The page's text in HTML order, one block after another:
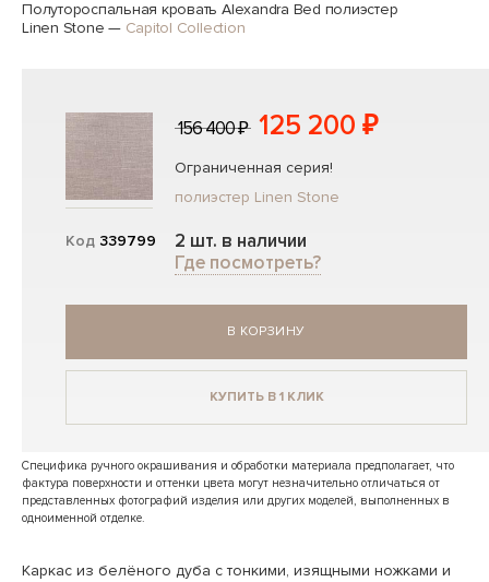
Полутороспальная кровать Alexandra Bed полиэстер
Linen Stone — Capitol Collection
Код 339799
156 400 ₽ 125 200 ₽
Ограниченная серия!
полиэстер Linen Stone
2 шт. в наличии
Где посмотреть?
В КОРЗИНУ
КУПИТЬ В 1 КЛИК
Специфика ручного окрашивания и обработки материала предполагает, что
фактура поверхности и оттенки цвета могут незначительно отличаться от
представленных фотографий изделия или других моделей, выполненных в
одноименной отделке.
Каркас из белёного дуба с тонкими, изящными ножками и